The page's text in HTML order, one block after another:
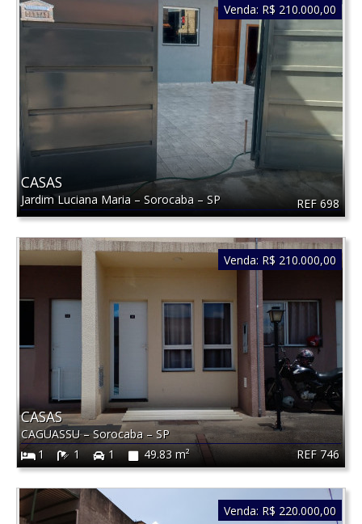
REF 698
CASAS
Jardim Luciana Maria – Sorocaba – SP
Venda: R$ 210.000,00
REF 746
CASAS
CAGUASSU–Sorocaba– SP
1
1 1 49.83 m²
Venda: R$ 210.000,00
Venda: R$ 220.000,00